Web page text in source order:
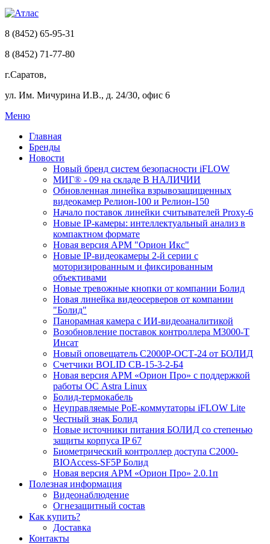
8 (8452) 65-95-31
8 (8452) 71-77-80
г.Саратов,
ул. Им. Мичурина И.В., д. 24/30, офис 6
Меню
Главная
Бренды
Новости
Новый бренд систем безопасности iFLOW
МИГ® - 09 на складе В НАЛИЧИИ
Обновленная линейка взрывозащищенных
видеокамер Релион-100 и Релион-150
Начало поставок линейки считывателей Proxy-6
Новые IP-камеры: интеллектуальный анализ в
компактном формате
Новая версия АРМ "Орион Икс"
Новые IP-видеокамеры 2-й серии с
моторизированным и фиксированным
объективами
Новые тревожные кнопки от компании Болид
Новая линейка видеосерверов от компании
"Болид"
Панорамная камера с ИИ-видеоаналитикой
Возобновление поставок контроллера М3000-Т
Инсат
Новый оповещатель С2000Р-ОСТ-24 от БОЛИД
Счетчики BOLID СВ-15-3-2-Б4
Новая версия АРМ «Орион Про» с поддержкой
работы ОС Astra Linux
Болид-термокабель
Неуправляемые PoE-коммутаторы iFLOW Lite
Честный знак Болид
Новые источники питания БОЛИД со степенью
защиты корпуса IP 67
Биометрический контроллер доступа С2000-
BIOAccess-SF5P Болид
Новая версия АРМ «Орион Про» 2.0.1п
Полезная информация
Видеонаблюдение
Огнезащитный состав
Как купить?
Доставка
Контакты